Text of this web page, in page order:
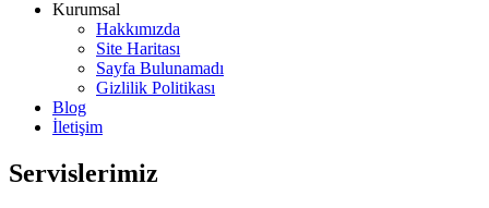
Kurumsal
Hakkımızda
Site Haritası
Sayfa Bulunamadı
Gizlilik Politikası
Blog
İletişim
Servislerimiz